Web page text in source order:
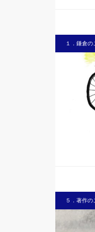
１．鎌倉の
５．著作の